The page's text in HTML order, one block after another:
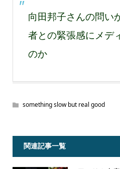
向田邦子さんの問
者との緊張感にメデ
のか
something slow but real good
関連記事一覧